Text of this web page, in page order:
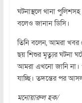
ঘটনাস্থলে থানা
বলেও জানান ডিসি।
তিনি বলেন, আমরা খবর
ছয় শিশুর মৃত্যুর ঘটনা
আমরা এখনো জানি না।
যাচ্ছি। তদন্তের পর
মনোয়ারুল হক/